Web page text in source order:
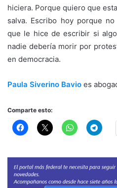
hiciera. Porque quiero que
salva. Escribo hoy porque
que le hice de escribir si
nadie debería morir por
en democracia.
Paula Siverino Bavio es
Comparte esto: